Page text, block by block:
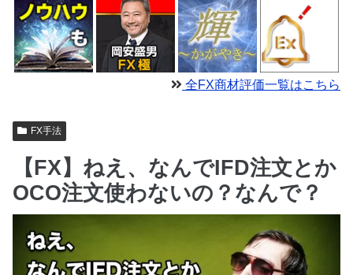
全FX商材評価一覧はこちら
FX手法
【FX】ねえ、なんでIFD注文とか
OCO注文使わないの？なんで？